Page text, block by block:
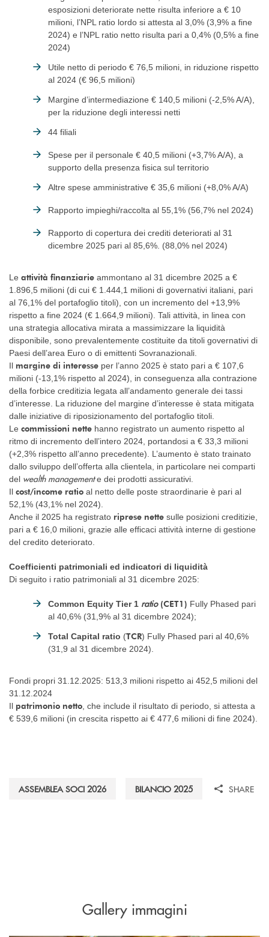
esposizioni deteriorate nette risulta inferiore a € 10
milioni, l’NPL ratio lordo si attesta al 3,0% (3,9% a fine
2024) e l’NPL ratio netto risulta pari a 0,4% (0,5% a fine
2024)
Utile netto di periodo € 76,5 milioni, in riduzione rispetto
al 2024 (€ 96,5 milioni)
Margine d’intermediazione € 140,5 milioni (-2,5% A/A),
per la riduzione degli interessi netti
44 filiali
Spese per il personale € 40,5 milioni (+3,7% A/A), a
supporto della presenza fisica sul territorio
Altre spese amministrative € 35,6 milioni (+8,0% A/A)
Rapporto impieghi/raccolta al 55,1% (56,7% nel 2024)
Rapporto di copertura dei crediti deteriorati al 31
dicembre 2025 pari al 85,6%. (88,0% nel 2024)
Le attività finanziarie ammontano al 31 dicembre 2025 a €
1.896,5 milioni (di cui € 1.444,1 milioni di governativi italiani, pari
al 76,1% del portafoglio titoli), con un incremento del +13,9%
rispetto a fine 2024 (€ 1.664,9 milioni). Tali attività, in linea con
una strategia allocativa mirata a massimizzare la liquidità
disponibile, sono prevalentemente costituite da titoli governativi di
Paesi dell’area Euro o di emittenti Sovranazionali.
Il margine di interesse per l’anno 2025 è stato pari a € 107,6
milioni (-13,1% rispetto al 2024), in conseguenza alla contrazione
della forbice creditizia legata all’andamento generale dei tassi
d’interesse. La riduzione del margine d’interesse è stata mitigata
dalle iniziative di riposizionamento del portafoglio titoli.
Le commissioni nette hanno registrato un aumento rispetto al
ritmo di incremento dell’intero 2024, portandosi a € 33,3 milioni
(+2,3% rispetto all’anno precedente). L’aumento è stato trainato
dallo sviluppo dell’offerta alla clientela, in particolare nei comparti
del wealth managemente dei prodotti assicurativi.
Il cost/income ratio al netto delle poste straordinarie è pari al
52,1% (43,1% nel 2024).
Anche il 2025 ha registrato riprese nette sulle posizioni creditizie,
pari a € 16,0 milioni, grazie alle efficaci attività interne di gestione
del credito deteriorato.
Coefficienti patrimoniali ed indicatori di liquidità
Di seguito i ratio patrimoniali al 31 dicembre 2025:
Common Equity Tier 1 ratio (CET1) Fully Phased pari
al 40,6% (31,9% al 31 dicembre 2024);
Total Capital ratio (TCR) Fully Phased pari al 40,6%
(31,9 al 31 dicembre 2024).
Fondi propri 31.12.2025: 513,3 milioni rispetto ai 452,5 milioni del
31.12.2024
Il patrimonio netto , che include il risultato di periodo, si attesta a
€ 539,6 milioni (in crescita rispetto ai € 477,6 milioni di fine 2024).
ASSEMBLEA SOCI 2026 BILANCIO 2025 SHARE
Gallery immagini